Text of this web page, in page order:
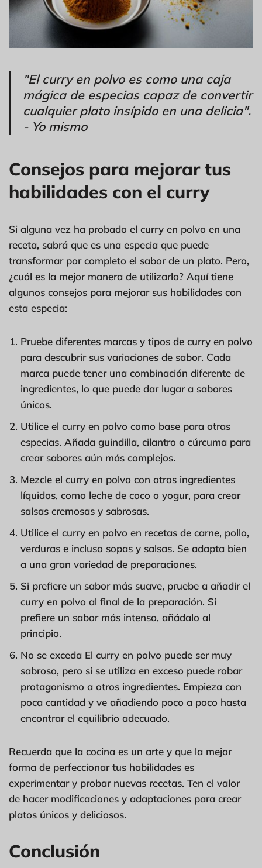
"El curry en polvo es como una caja
mágica de especias capaz de convertir
cualquier plato insípido en una delicia".
- Yo mismo
Consejos para mejorar tus
habilidades con el curry
Si alguna vez ha probado el curry en polvo en una
receta, sabrá que es una especia que puede
transformar por completo el sabor de un plato. Pero,
¿cuál es la mejor manera de utilizarlo? Aquí tiene
algunos consejos para mejorar sus habilidades con
esta especia:
Pruebe diferentes marcas y tipos de curry en polvo
para descubrir sus variaciones de sabor. Cada
marca puede tener una combinación diferente de
ingredientes, lo que puede dar lugar a sabores
únicos.
Utilice el curry en polvo como base para otras
especias. Añada guindilla, cilantro o cúrcuma para
crear sabores aún más complejos.
Mezcle el curry en polvo con otros ingredientes
líquidos, como leche de coco o yogur, para crear
salsas cremosas y sabrosas.
Utilice el curry en polvo en recetas de carne, pollo,
verduras e incluso sopas y salsas. Se adapta bien
a una gran variedad de preparaciones.
Si prefiere un sabor más suave, pruebe a añadir el
curry en polvo al final de la preparación. Si
prefiere un sabor más intenso, añádalo al
principio.
No se exceda El curry en polvo puede ser muy
sabroso, pero si se utiliza en exceso puede robar
protagonismo a otros ingredientes. Empieza con
poca cantidad y ve añadiendo poco a poco hasta
encontrar el equilibrio adecuado.
Recuerda que la cocina es un arte y que la mejor
forma de perfeccionar tus habilidades es
experimentar y probar nuevas recetas. Ten el valor
de hacer modificaciones y adaptaciones para crear
platos únicos y deliciosos.
Conclusión